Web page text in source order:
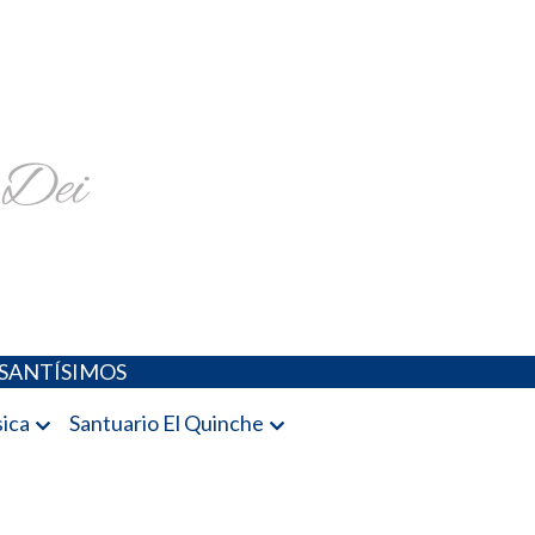
Santuario El Quinche